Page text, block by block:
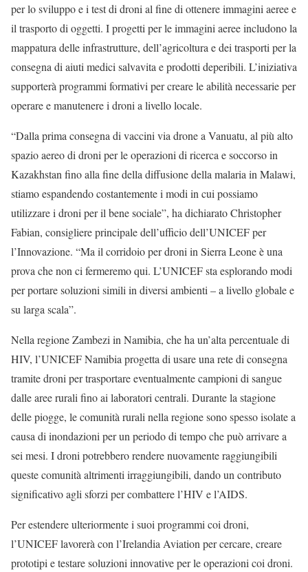
per lo sviluppo e i test di droni al fine di ottenere immagini aeree e
il trasporto di oggetti. I progetti per le immagini aeree includono la
mappatura delle infrastrutture, dell’agricoltura e dei trasporti per la
consegna di aiuti medici salvavita e prodotti deperibili. L’iniziativa
supporterà programmi formativi per creare le abilità necessarie per
operare e manutenere i droni a livello locale.
“Dalla prima consegna di vaccini via drone a Vanuatu, al più alto
spazio aereo di droni per le operazioni di ricerca e soccorso in
Kazakhstan fino alla fine della diffusione della malaria in Malawi,
stiamo espandendo costantemente i modi in cui possiamo
utilizzare i droni per il bene sociale”, ha dichiarato Christopher
Fabian, consigliere principale dell’ufficio dell’UNICEF per
l’Innovazione. “Ma il corridoio per droni in Sierra Leone è una
prova che non ci fermeremo qui. L’UNICEF sta esplorando modi
per portare soluzioni simili in diversi ambienti – a livello globale e
su larga scala”.
Nella regione Zambezi in Namibia, che ha un’alta percentuale di
HIV, l’UNICEF Namibia progetta di usare una rete di consegna
tramite droni per trasportare eventualmente campioni di sangue
dalle aree rurali fino ai laboratori centrali. Durante la stagione
delle piogge, le comunità rurali nella regione sono spesso isolate a
causa di inondazioni per un periodo di tempo che può arrivare a
sei mesi. I droni potrebbero rendere nuovamente raggiungibili
queste comunità altrimenti irraggiungibili, dando un contributo
significativo agli sforzi per combattere l’HIV e l’AIDS.
Per estendere ulteriormente i suoi programmi coi droni,
l’UNICEF lavorerà con l’Irelandia Aviation per cercare, creare
prototipi e testare soluzioni innovative per le operazioni coi droni.